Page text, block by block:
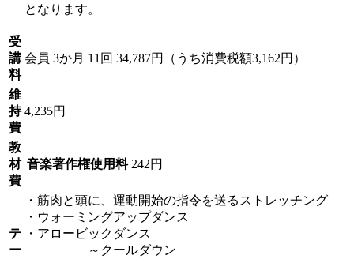
となります。
受
講
料
会員 3か月 11回 34,787円（うち消費税額3,162円）
維
持
費
4,235円
教
材
費
音楽著作権使用料 242円
テ
ー
・筋肉と頭に、運動開始の指令を送るストレッチング
・ウォーミングアップダンス
・アロービックダンス
～クールダウン